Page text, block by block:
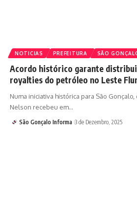
NOTICIAS PREFEITURA SÃO
Acordo histórico garante
royalties do petróleo no Leste
Numa iniciativa histórica para São
Nelson recebeu em…
São Gonçalo Informa 3 de Dezembro, 2025